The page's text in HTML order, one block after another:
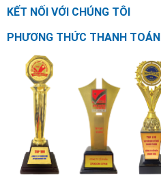
KẾT NỐI VỚI CHÚNG TÔI
PHƯƠNG THỨC THANH TOÁN